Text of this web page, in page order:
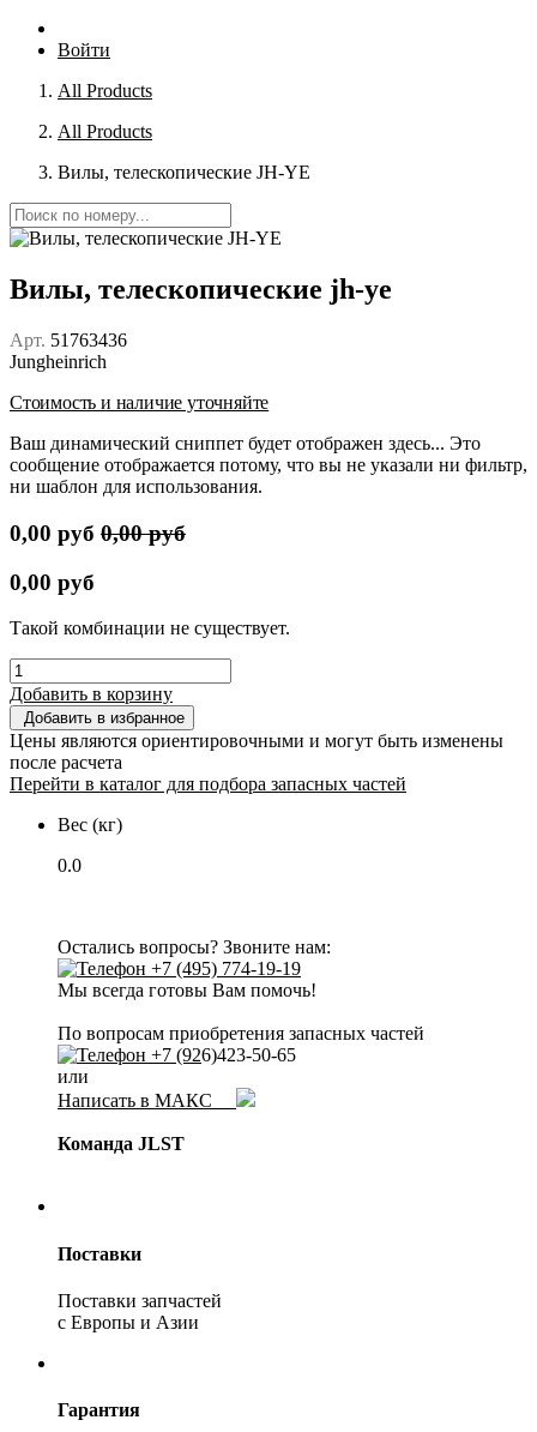
Войти
All Products
All Products
Вилы, телескопические JH-YE
Вилы, телескопические jh-ye
Арт. 51763436
Jungheinrich
Стоимость и наличие уточняйте
Ваш динамический сниппет будет отображен здесь... Это
сообщение отображается потому, что вы не указали ни фильтр,
ни шаблон для использования.
0,00 руб 0,00руб
0,00 руб
Такой комбинации не существует.
Добавить в корзину
Добавить в избранное
Цены являются ориентировочными и могут быть изменены
после расчета
Перейти в каталог для подбора запасных частей
Вес (кг)
0.0
Остались вопросы? Звоните нам:
+7 (495) 774-19-19
Мы всегда готовы Вам помочь!
По вопросам приобретения запасных частей
+7 (926)423-50-65
или
Написать в МАКС
Команда JLST
Поставки
Поставки запчастей
с Европы и Азии
Гарантия